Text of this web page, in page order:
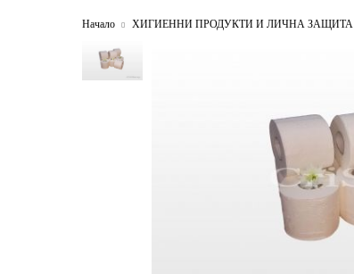
Начало ХИГИЕННИ ПРОДУКТИ И ЛИЧНА ЗАЩИТА